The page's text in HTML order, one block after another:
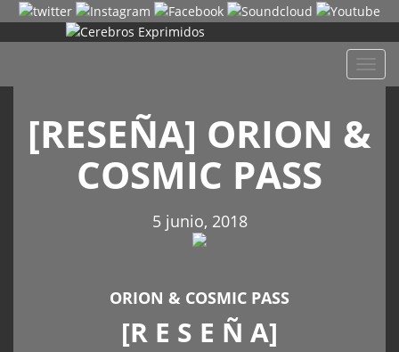
[RESEÑA] ORION &
COSMIC PASS
5 junio, 2018
ORION & COSMIC PASS
[R E S E Ñ A]